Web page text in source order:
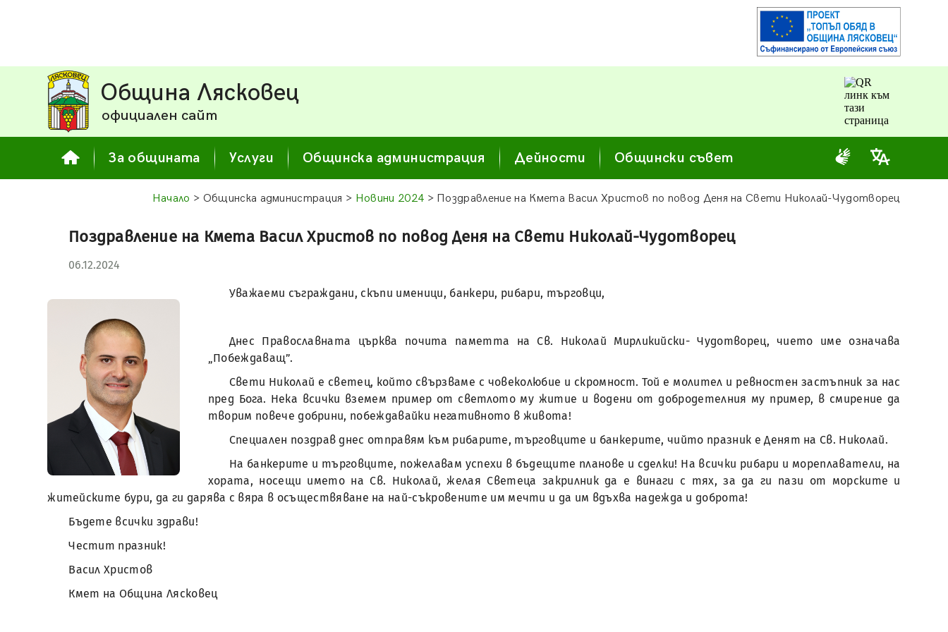
Община Лясковец
официален сайт
За общината Услуги Общинска администрация Дейности Общински съвет
Начало > Общинска администрация > Новини 2024 > Поздравление на Кмета Васил Христов по повод Деня на Свети Николай-Чудотворец
Поздравление на Кмета Васил Христов по повод Деня на Свети Николай-Чудотворец
06.12.2024
Уважаеми съграждани, скъпи именици, банкери, рибари, търговци,
Днес Православната църква почита паметта на Св. Николай Мирликийски- Чудотворец, чието име означава
„Побеждаващ”.
Свети Николай е светец, който свързваме с човеколюбие и скромност. Той е молител и ревностен застъпник за нас
пред Бога. Нека всички вземем пример от светлото му житие и водени от добродетелния му пример, в смирение да
творим повече добрини, побеждавайки негативното в живота!
Специален поздрав днес отправям към рибарите, търговците и банкерите, чийто празник е Денят на Св. Николай.
На банкерите и търговците, пожелавам успехи в бъдещите планове и сделки! На всички рибари и мореплаватели, на
хората, носещи името на Св. Николай, желая Светеца закрилник да е винаги с тях, за да ги пази от морските и
житейските бури, да ги дарява с вяра в осъществяване на най-съкровените им мечти и да им вдъхва надежда и доброта!
Бъдете всички здрави!
Честит празник!
Васил Христов
Кмет на Община Лясковец